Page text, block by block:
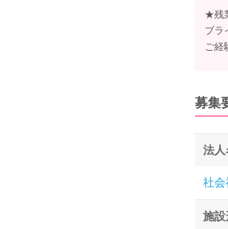
★残
プラ
ご経
募集
法人
社会
施設